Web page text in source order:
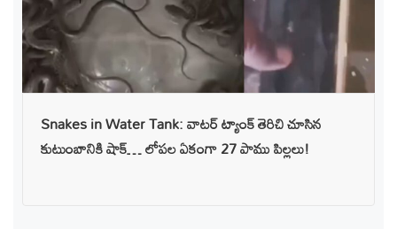
Snakes in Water Tank: వాటర్ ట్యాంక్ తెరిచి చూసిన
కుటుంబానికి షాక్… లోపల ఏకంగా 27 పాము పిల్లలు!